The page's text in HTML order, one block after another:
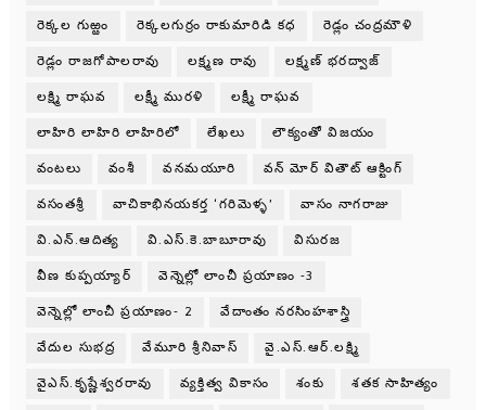
రెక్కల గుఱ్ఱం రెక్కలగుర్రం రాకుమారిడి కధ రెడ్లం చంద్రమౌళి
రెడ్లం రాజగోపాలరావు లక్ష్మణ రావు లక్ష్మణ్ భరద్వాజ్
లక్ష్మి రాఘవ లక్ష్మీ మురళి లక్ష్మీ రాఘవ
లాహిరి లాహిరి లాహిరిలో లేఖలు లౌక్యంతో విజయం
వంటలు వంశీ వనమయూరి వన్ మోర్ వితౌట్ ఆక్టింగ్
వసంతశ్రీ వాచికాభినయకర్త ‘గరిమెళ్ళ’ వాసం నాగరాజు
వి.ఎన్.ఆదిత్య వి.ఎస్.కె.బాబూరావు విసురజ
వీణ కుప్పయ్యార్ వెన్నెల్లో లాంచీ ప్రయాణం -3
వెన్నెల్లో లాంచీ ప్రయాణం- 2 వేదాంతం నరసింహశాస్త్రి
వేదుల సుభద్ర వేమూరి శ్రీనివాస్ వై.ఎస్.ఆర్.లక్ష్మి
వైఎస్.కృష్ణేశ్వరరావు వ్యక్తిత్వ వికాసం శంకు శతక సాహిత్యం